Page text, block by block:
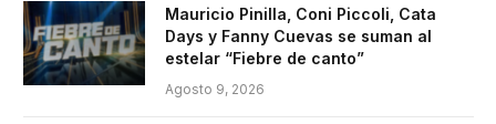
Mauricio Pinilla, Coni Piccoli, Cata
Days y Fanny Cuevas se suman al
estelar “Fiebre de canto”
Agosto 9, 2026